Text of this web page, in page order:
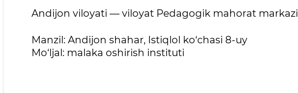
Andijon viloyati — viloyat Pedagogik mahorat markazi
Manzil: Andijon shahar, Istiqlol ko‘chasi 8-uy
Mo‘ljal: malaka oshirish instituti